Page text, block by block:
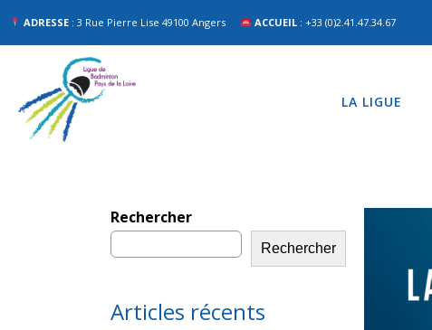
ADRESSE : 3 Rue Pierre Lise 49100 Angers ACCUEIL : +33 (0)2.41.47.34.67
LA LIGUE
Rechercher
Rechercher
Articles récents